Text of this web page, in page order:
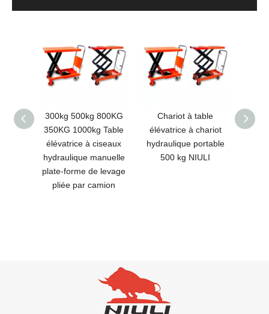
300kg 500kg 800KG
350KG 1000kg Table
élévatrice à ciseaux
hydraulique manuelle
plate-forme de levage
pliée par camion
Chariot à table
élévatrice à chariot
hydraulique portable
500 kg NIULI